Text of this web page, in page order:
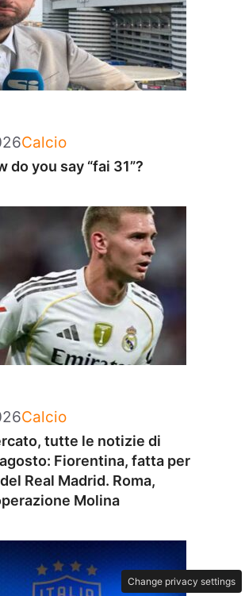
Categorie
Calcio
do you say “fai 31”?
Categorie
Calcio
tutte le notizie di
Fiorentina, fatta per
Real Madrid. Roma,
Molina
Change privacy settings